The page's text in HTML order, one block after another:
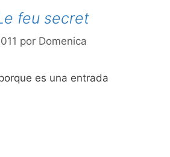
feu secret
por Domenica
es una entrada